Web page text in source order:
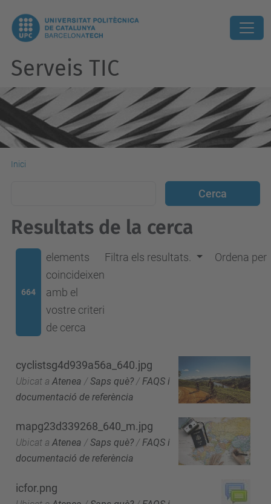
Serveis TIC
Inici
Resultats de la cerca
664
elements
coincideixen
amb el
vostre criteri
de cerca
Filtra els resultats. Ordena per
cyclistsg4d939a56a_640.jpg
Ubicat a Atenea /Saps què? / FAQS i
documentació de referència
mapg23d339268_640_m.jpg
Ubicat a Atenea /Saps què? /FAQS i
documentació de referència
icfor.png